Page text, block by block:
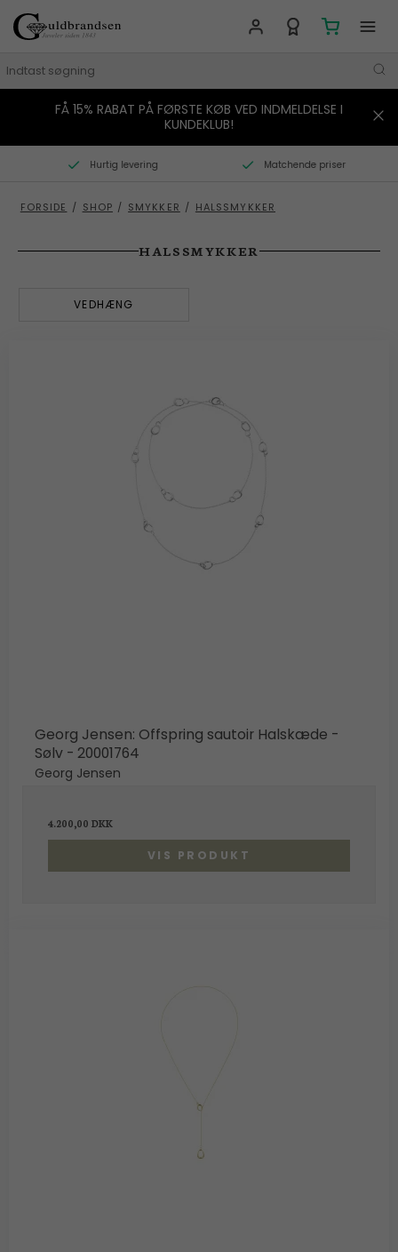
MÆRKER
SMYKKER
FÅ 15% RABAT PÅ FØRSTE KØB VED INDMELDELSE I
KUNDEKLUB!
Hurtig levering Matchende priser
FORSIDE / SHOP / SMYKKER / HALSSMYKKER
HALSSMYKKER
VEDHÆNG
Georg Jensen: Offspring sautoir Halskæde -
Sølv - 20001764
Georg Jensen
4.200,00 DKK
VIS PRODUKT